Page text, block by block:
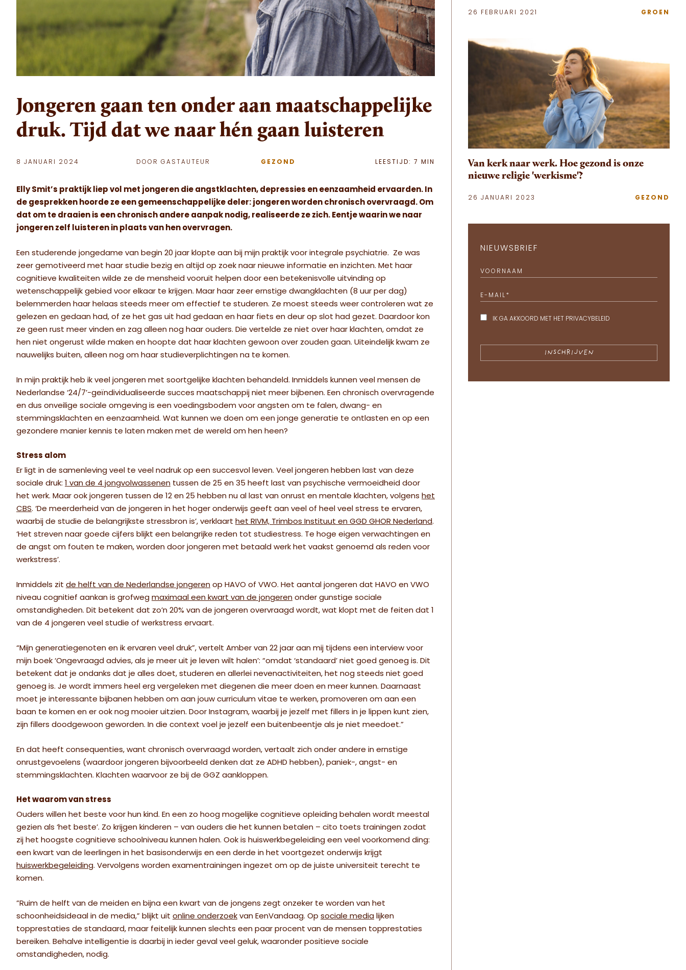
Jongeren gaan ten onder aan maatschappelijke
druk. Tijd dat we naar hén gaan luisteren
8 JANUARI 2024 DOOR GASTAUTEUR GEZOND LEESTIJD: 7 MIN
Elly Smit’s praktijk liep vol met jongeren die angstklachten, depressies en eenzaamheid ervaarden. In
de gesprekken hoorde ze een gemeenschappelijke deler: jongeren worden chronisch overvraagd. Om
dat om te draaien is een chronisch andere aanpak nodig, realiseerde ze zich. Eentje waarin we naar
jongeren zelf luisteren in plaats van hen overvragen.
Een studerende jongedame van begin 20 jaar klopte aan bij mijn praktijk voor integrale psychiatrie. Ze was
zeer gemotiveerd met haar studie bezig en altijd op zoek naar nieuwe informatie en inzichten. Met haar
cognitieve kwaliteiten wilde ze de mensheid vooruit helpen door een betekenisvolle uitvinding op
wetenschappelijk gebied voor elkaar te krijgen. Maar haar zeer ernstige dwangklachten (8 uur per dag)
belemmerden haar helaas steeds meer om effectief te studeren. Ze moest steeds weer controleren wat ze
gelezen en gedaan had, of ze het gas uit had gedaan en haar fiets en deur op slot had gezet. Daardoor kon
ze geen rust meer vinden en zag alleen nog haar ouders. Die vertelde ze niet over haar klachten, omdat ze
hen niet ongerust wilde maken en hoopte dat haar klachten gewoon over zouden gaan. Uiteindelijk kwam ze
nauwelijks buiten, alleen nog om haar studieverplichtingen na te komen.
In mijn praktijk heb ik veel jongeren met soortgelijke klachten behandeld. Inmiddels kunnen veel mensen de
Nederlandse ‘24/7’-geïndividualiseerde succes maatschappij niet meer bijbenen. Een chronisch overvragende
en dus onveilige sociale omgeving is een voedingsbodem voor angsten om te falen, dwang- en
stemmingsklachten en eenzaamheid. Wat kunnen we doen om een jonge generatie te ontlasten en op een
gezondere manier kennis te laten maken met de wereld om hen heen?
Stress alom
Er ligt in de samenleving veel te veel nadruk op een succesvol leven. Veel jongeren hebben last van deze
sociale druk: 1 van de 4 jongvolwassenen tussen de 25 en 35 heeft last van psychische vermoeidheid door
het werk. Maar ook jongeren tussen de 12 en 25 hebben nu al last van onrust en mentale klachten, volgens het
CBS. ‘De meerderheid van de jongeren in het hoger onderwijs geeft aan veel of heel veel stress te ervaren,
waarbij de studie de belangrijkste stressbron is’, verklaart het RIVM, Trimbos Instituut en GGD GHOR Nederland.
‘Het streven naar goede cijfers blijkt een belangrijke reden tot studiestress. Te hoge eigen verwachtingen en
de angst om fouten te maken, worden door jongeren met betaald werk het vaakst genoemd als reden voor
werkstress’.
Inmiddels zit de helft van de Nederlandse jongeren op HAVO of VWO. Het aantal jongeren dat HAVO en VWO
niveau cognitief aankan is grofweg maximaal een kwart van de jongeren onder gunstige sociale
omstandigheden. Dit betekent dat zo’n 20% van de jongeren overvraagd wordt, wat klopt met de feiten dat 1
van de 4 jongeren veel studie of werkstress ervaart.
“Mijn generatiegenoten en ik ervaren veel druk”, vertelt Amber van 22 jaar aan mij tijdens een interview voor
mijn boek ‘Ongevraagd advies, als je meer uit je leven wilt halen’: “omdat ‘standaard’ niet goed genoeg is. Dit
betekent dat je ondanks dat je alles doet, studeren en allerlei nevenactiviteiten, het nog steeds niet goed
genoeg is. Je wordt immers heel erg vergeleken met diegenen die meer doen en meer kunnen. Daarnaast
moet je interessante bijbanen hebben om aan jouw curriculum vitae te werken, promoveren om aan een
baan te komen en er ook nog mooier uitzien. Door Instagram, waarbij je jezelf met fillers in je lippen kunt zien,
zijn fillers doodgewoon geworden. In die context voel je jezelf een buitenbeentje als je niet meedoet.”
En dat heeft consequenties, want chronisch overvraagd worden, vertaalt zich onder andere in ernstige
onrustgevoelens (waardoor jongeren bijvoorbeeld denken dat ze ADHD hebben), paniek-, angst- en
stemmingsklachten. Klachten waarvoor ze bij de GGZ aankloppen.
Het waarom van stress
Ouders willen het beste voor hun kind. En een zo hoog mogelijke cognitieve opleiding behalen wordt meestal
gezien als ‘het beste’. Zo krijgen kinderen – van ouders die het kunnen betalen – cito toets trainingen zodat
zij het hoogste cognitieve schoolniveau kunnen halen. Ook is huiswerkbegeleiding een veel voorkomend ding:
een kwart van de leerlingen in het basisonderwijs en een derde in het voortgezet onderwijs krijgt
huiswerkbegeleiding. Vervolgens worden examentrainingen ingezet om op de juiste universiteit terecht te
komen.
”Ruim de helft van de meiden en bijna een kwart van de jongens zegt onzeker te worden van het
schoonheidsideaal in de media,” blijkt uit online onderzoek van EenVandaag. Op sociale media lijken
topprestaties de standaard, maar feitelijk kunnen slechts een paar procent van de mensen topprestaties
bereiken. Behalve intelligentie is daarbij in ieder geval veel geluk, waaronder positieve sociale
omstandigheden, nodig.
26 FEBRUARI 2021 GROEN
Van kerk naar werk. Hoe gezond is onze
nieuwe religie 'werkisme'?
26 JANUARI 2023 GEZOND
NIEUWSBRIEF
VOORNAAM
E-MAIL *
IK GA AKKOORD MET HET PRIVACYBELEID